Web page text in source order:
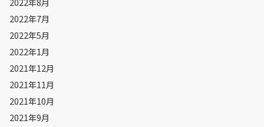
2022年7月
2022年5月
2022年1月
2021年12月
2021年11月
2021年10月
2021年9月